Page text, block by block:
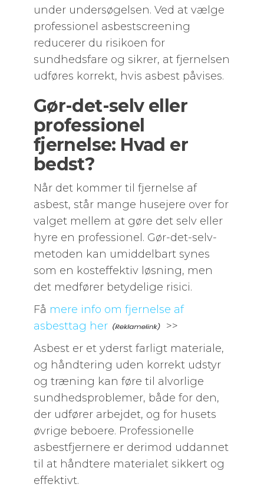
under undersøgelsen. Ved at vælge
professionel asbestscreening
reducerer du risikoen for
sundhedsfare og sikrer, at fjernelsen
udføres korrekt, hvis asbest påvises.
Gør-det-selv eller
professionel
fjernelse: Hvad er
bedst?
Når det kommer til fjernelse af
asbest, står mange husejere over for
valget mellem at gøre det selv eller
hyre en professionel. Gør-det-selv-
metoden kan umiddelbart synes
som en kosteffektiv løsning, men
det medfører betydelige risici.
Få mere info om fjernelse af
asbesttag her
>>
Asbest er et yderst farligt materiale,
og håndtering uden korrekt udstyr
og træning kan føre til alvorlige
sundhedsproblemer, både for den,
der udfører arbejdet, og for husets
øvrige beboere. Professionelle
asbestfjernere er derimod uddannet
til at håndtere materialet sikkert og
effektivt.